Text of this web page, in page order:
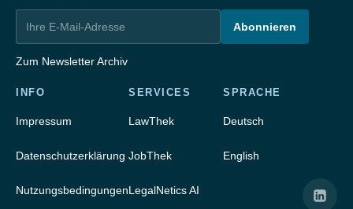
Abonnieren
Zum Newsletter Archiv
INFO
Impressum
Datenschutzerklärung
Nutzungsbedingungen
SERVICES
LawThek
JobThek
LegalNetics AI
SPRACHE
Deutsch
English